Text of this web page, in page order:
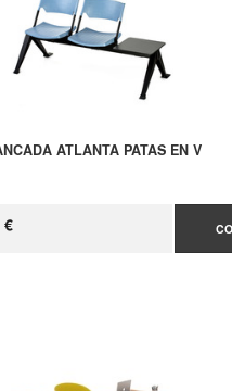
ATLANTA PATAS EN V
€